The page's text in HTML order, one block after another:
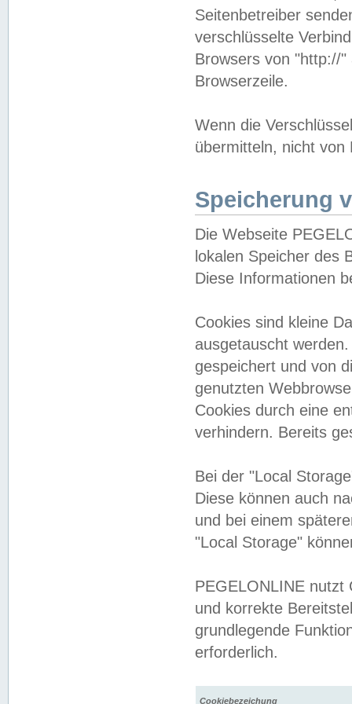
Seitenbetreiber
verschlüsselte
Browsers von "http://
Browserzeile.
Wenn die
übermitteln, nicht von
Speicherung
Die Webseite
lokalen Speicher des
Diese Informationen
Cookies sind kleine
ausgetauscht
gespeichert und von
genutzten
Cookies durch eine
verhindern. Bereits
Bei der "Local
Diese können auch
und bei einem
"Local Storage"
PEGELONLINE nutzt
und korrekte
grundlegende
erforderlich.
Cookiebezeichung